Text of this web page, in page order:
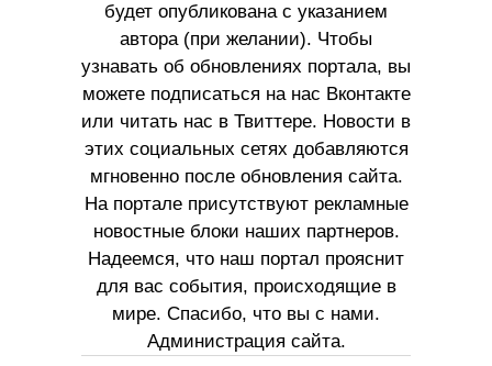
будет опубликована с указанием
автора (при желании). Чтобы
узнавать об обновлениях портала, вы
можете подписаться на нас Вконтакте
или читать нас в Твиттере. Новости в
этих социальных сетях добавляются
мгновенно после обновления сайта.
На портале присутствуют рекламные
новостные блоки наших партнеров.
Надеемся, что наш портал прояснит
для вас события, происходящие в
мире. Спасибо, что вы с нами.
Администрация сайта.